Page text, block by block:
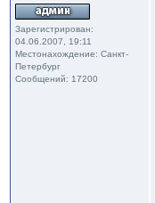
Зарегистрирован:
04.06.2007, 19:11
Местонахождение: Санкт-
Петербург
Сообщений: 17200